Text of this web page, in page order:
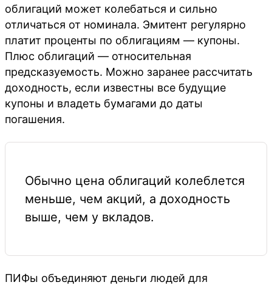
облигаций может колебаться и сильно
отличаться от номинала. Эмитент регулярно
платит проценты по облигациям — купоны.
Плюс облигаций — относительная
предсказуемость. Можно заранее рассчитать
доходность, если известны все будущие
купоны и владеть бумагами до даты
погашения.
Обычно цена облигаций колеблется
меньше, чем акций, а доходность
выше, чем у вкладов.
ПИФы объединяют деньги людей для